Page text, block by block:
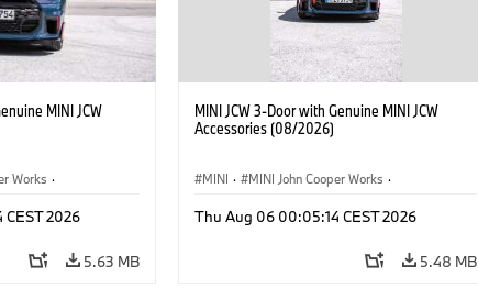
MINI JCW
Works ·
2026
5.63 MB
MINI JCW 3-Door with Genuine MINI JCW
Accessories (08/2026)
MINI · MINI John Cooper Works ·
Optional Extras, Accessories
Thu Aug 06 00:05:14 CEST 2026
5.48 MB